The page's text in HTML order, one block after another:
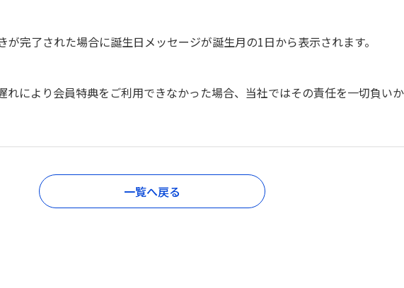
完了された場合に誕生日メッセージが誕生月の1日から表示されます。
れにより会員特典をご利用できなかった場合、当社ではその責任を一切負いか
一覧へ戻る